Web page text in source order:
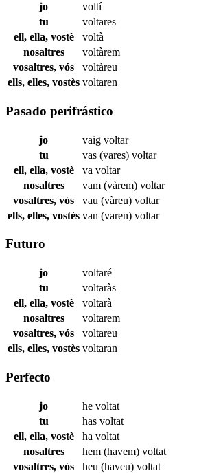
jo
voltí
tu
voltares
ell, ella, vostè
voltà
nosaltres
voltàrem
vosaltres, vós
voltàreu
ells, elles, vostès voltaren
Pasado perifrástico
jo vaig voltar
tu
vas (vares) voltar
ell, ella, vostè
va voltar
nosaltres
vam (vàrem) voltar
vosaltres, vós
vau (vàreu) voltar
ells, elles, vostès van (varen) voltar
Futuro
jo
voltaré
tu
voltaràs
ell, ella, vostè
voltarà
nosaltres
voltarem
vosaltres, vós
voltareu
ells, elles, vostès voltaran
Perfecto
jo he voltat
tu
has voltat
ell, ella, vostè
ha voltat
nosaltres
hem (havem) voltat
vosaltres, vós
heu (haveu) voltat